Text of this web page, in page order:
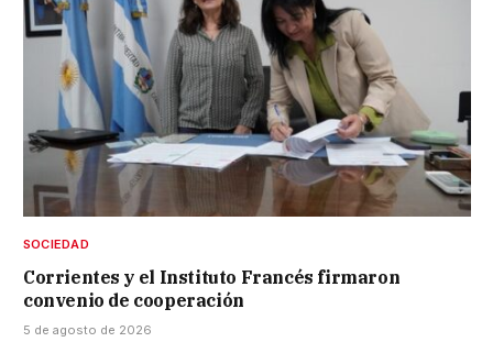
SOCIEDAD
Corrientes y el Instituto Francés firmaron
convenio de cooperación
5 de agosto de 2026